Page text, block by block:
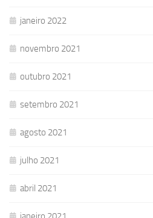
janeiro 2022
novembro 2021
outubro 2021
setembro 2021
agosto 2021
julho 2021
abril 2021